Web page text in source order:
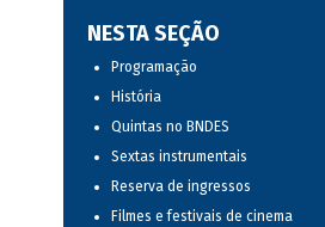
NESTA SEÇÃO
Programação
História
Quintas no BNDES
Sextas instrumentais
Reserva de ingressos
Filmes e festivais de cinema